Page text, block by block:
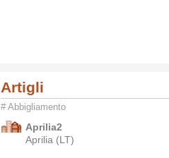
Artigli
# Abbigliamento
Aprilia2
Aprilia (LT)